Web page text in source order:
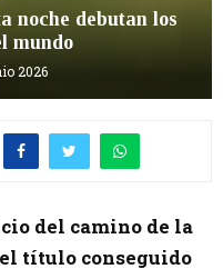
noche debutan los
mundo
2026
del camino de la
título conseguido